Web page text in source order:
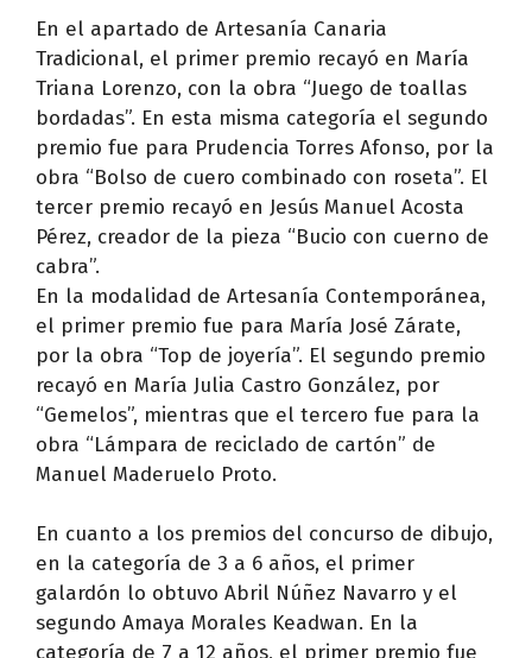
En el apartado de Artesanía Canaria
Tradicional, el primer premio recayó en María
Triana Lorenzo, con la obra “Juego de toallas
bordadas”. En esta misma categoría el segundo
premio fue para Prudencia Torres Afonso, por la
obra “Bolso de cuero combinado con roseta”. El
tercer premio recayó en Jesús Manuel Acosta
Pérez, creador de la pieza “Bucio con cuerno de
cabra”.
En la modalidad de Artesanía Contemporánea,
el primer premio fue para María José Zárate,
por la obra “Top de joyería”. El segundo premio
recayó en María Julia Castro González, por
“Gemelos”, mientras que el tercero fue para la
obra “Lámpara de reciclado de cartón” de
Manuel Maderuelo Proto.
En cuanto a los premios del concurso de dibujo,
en la categoría de 3 a 6 años, el primer
galardón lo obtuvo Abril Núñez Navarro y el
segundo Amaya Morales Keadwan. En la